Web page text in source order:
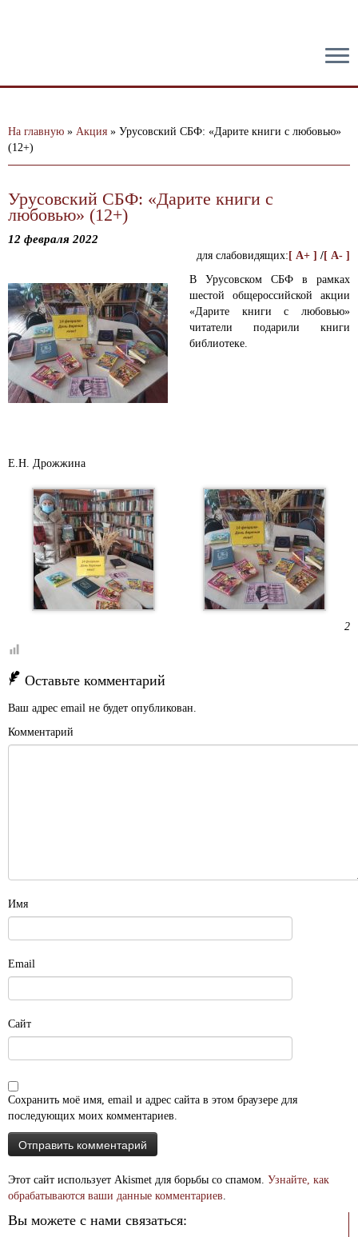
На главную » Акция » Урусовский СБФ: «Дарите книги с любовью»
(12+)
Урусовский СБФ: «Дарите книги с
любовью» (12+)
12 февраля 2022
для слабовидящих: [ A+ ] /[ A- ]
В Урусовском СБФ в рамках
шестой общероссийской акции
«Дарите книги с любовью»
читатели подарили книги
библиотеке.
Е.Н. Дрожжина
2
Оставьте комментарий
Ваш адрес email не будет опубликован.
Комментарий
Имя
Email
Сайт
Сохранить моё имя, email и адрес сайта в этом браузере для
последующих моих комментариев.
Этот сайт использует Akismet для борьбы со спамом. Узнайте, как
обрабатываются ваши данные комментариев.
Вы можете с нами связаться: